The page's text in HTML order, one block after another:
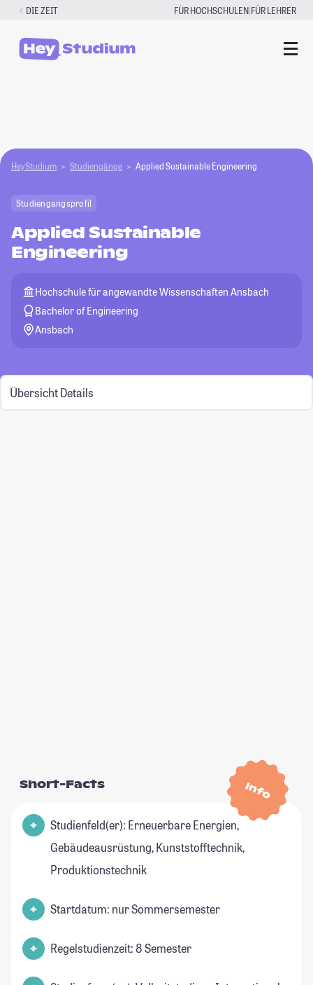
Zum
springen
DIE ZEIT FÜR HOCHSCHULEN|FÜR LEHRER
HeyStudium Studiengänge Applied Sustainable Engineering
Studiengangsprofil
Applied Sustainable
Engineering
Hochschule für angewandte Wissenschaften Ansbach
Bachelor of Engineering
Ansbach
Übersicht Details
Info
Short-Facts
Studienfeld(er): Erneuerbare Energien,
Gebäudeausrüstung, Kunststofftechnik,
Produktionstechnik
Startdatum: nur Sommersemester
Regelstudienzeit: 8 Semester